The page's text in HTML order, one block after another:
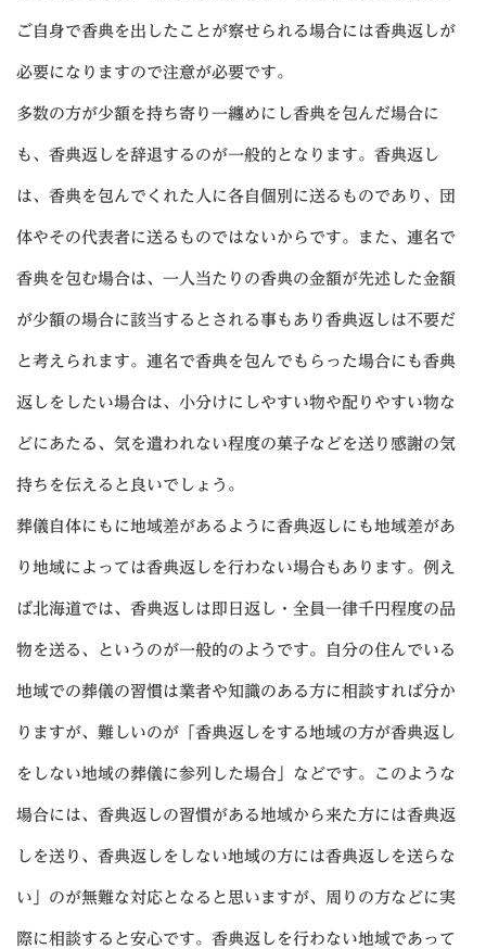
ご自身で香典を出したことが察せられる場合には香典返しが
必要になりますので注意が必要です。
多数の方が少額を持ち寄り一纏めにし香典を包んだ場合に
も、香典返しを辞退するのが一般的となります。香典返し
は、香典を包んでくれた人に各自個別に送るものであり、団
体やその代表者に送るものではないからです。また、連名で
香典を包む場合は、一人当たりの香典の金額が先述した金額
が少額の場合に該当するとされる事もあり香典返しは不要だ
と考えられます。連名で香典を包んでもらった場合にも香典
返しをしたい場合は、小分けにしやすい物や配りやすい物な
どにあたる、気を遣われない程度の菓子などを送り感謝の気
持ちを伝えると良いでしょう。
葬儀自体にもに地域差があるように香典返しにも地域差があ
り地域によっては香典返しを行わない場合もあります。例え
ば北海道では、香典返しは即日返し・全員一律千円程度の品
物を送る、というのが一般的のようです。自分の住んでいる
地域での葬儀の習慣は業者や知識のある方に相談すれば分か
りますが、難しいのが「香典返しをする地域の方が香典返し
をしない地域の葬儀に参列した場合」などです。このような
場合には、香典返しの習慣がある地域から来た方には香典返
しを送り、香典返しをしない地域の方には香典返しを送らな
い」のが無難な対応となると思いますが、周りの方などに実
際に相談すると安心です。香典返しを行わない地域であって